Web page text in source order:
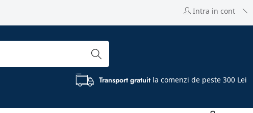
Intra in cont
Transport gratuit la comenzi de peste 300 Lei